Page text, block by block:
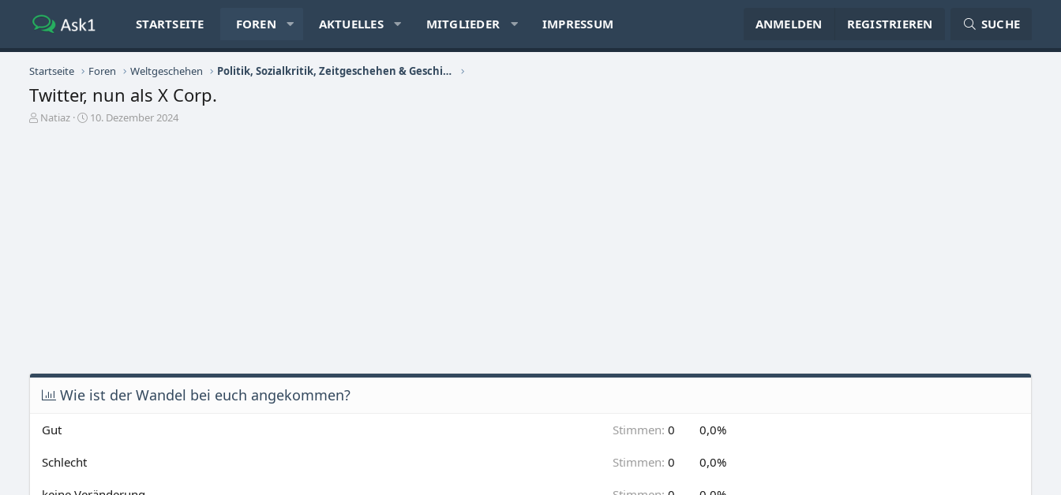
STARTSEITE FOREN AKTUELLES MITGLIEDER IMPRESSUM ANMELDEN REGISTRIEREN SUCHE
Startseite Foren Weltgeschehen Politik, Sozialkritik, Zeitgeschehen & Geschichte
Twitter, nun als X Corp.
E
Natiaz
E10. Dezember 2024
Wie ist der Wandel bei euch angekommen?
Gut Stimmen: 0 0,0%
Schlecht Stimmen: 0 0,0%